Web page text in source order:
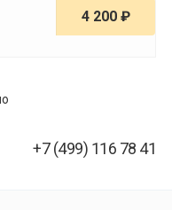
4 200 ₽
+7 (499) 116 78 41